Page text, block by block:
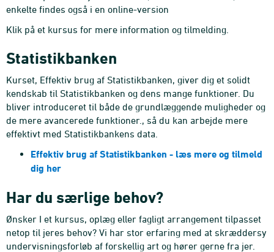
enkelte findes også i en online-version
Klik på et kursus for mere information og tilmelding.
Statistikbanken
Kurset, Effektiv brug af Statistikbanken, giver dig et solidt
kendskab til Statistikbanken og dens mange funktioner. Du
bliver introduceret til både de grundlæggende muligheder og
de mere avancerede funktioner., så du kan arbejde mere
effektivt med Statistikbankens data.
Effektiv brug af Statistikbanken - læs mere og tilmeld
dig her
Har du særlige behov?
Ønsker I et kursus, oplæg eller fagligt arrangement tilpasset
netop til jeres behov? Vi har stor erfaring med at skræddersy
undervisningsforløb af forskellig art og hører gerne fra jer.